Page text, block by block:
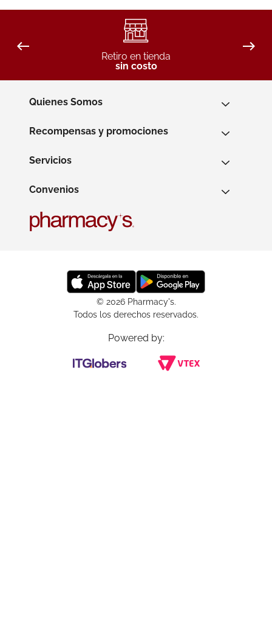
Retiro en tienda
sin costo
Quienes Somos
Recompensas y promociones
Servicios
Convenios
© 2026 Pharmacy's.
Todos los derechos reservados.
Powered by: